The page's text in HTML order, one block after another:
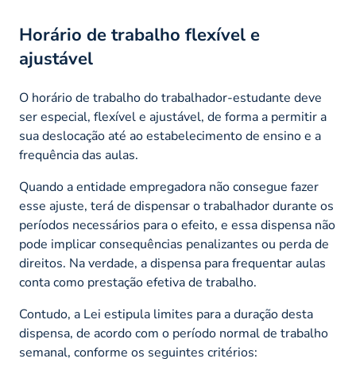
Horário de trabalho flexível e
ajustável
O horário de trabalho do trabalhador-estudante deve
ser especial, flexível e ajustável, de forma a permitir a
sua deslocação até ao estabelecimento de ensino e a
frequência das aulas.
Quando a entidade empregadora não consegue fazer
esse ajuste, terá de dispensar o trabalhador durante os
períodos necessários para o efeito, e essa dispensa não
pode implicar consequências penalizantes ou perda de
direitos. Na verdade, a dispensa para frequentar aulas
conta como prestação efetiva de trabalho.
Contudo, a Lei estipula limites para a duração desta
dispensa, de acordo com o período normal de trabalho
semanal, conforme os seguintes critérios: